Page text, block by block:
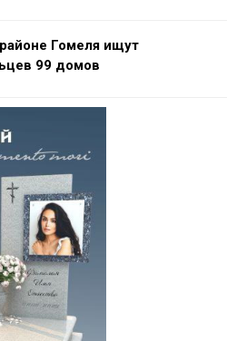
Гомеля ищут
99 домов